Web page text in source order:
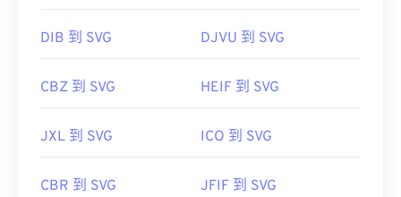
DIB 到 SVG DJVU 到 SVG
CBZ 到 SVG HEIF 到 SVG
JXL 到 SVG ICO 到 SVG
CBR 到 SVG JFIF 到 SVG